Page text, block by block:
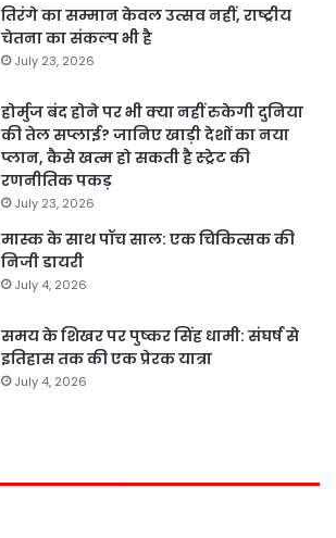
तिरंगे का सम्मान केवल उत्सव नहीं, राष्ट्रीय
चेतना का संकल्प भी है
July 23, 2026
होर्मुज बंद होने पर भी क्या नहीं रुकेगी दुनिया
की तेल सप्लाई? जानिए खाड़ी देशों का नया
प्लान, कैसे खत्म हो सकती है स्ट्रेट की
रणनीतिक पकड़
July 23, 2026
मास्क के साथ पॉच साल: एक चिकित्सक की
निजी डायरी
July 4, 2026
समय के शिखर पर पुष्कर सिंह धामी: संघर्ष से
इतिहास तक की एक प्रेरक यात्रा
July 4, 2026